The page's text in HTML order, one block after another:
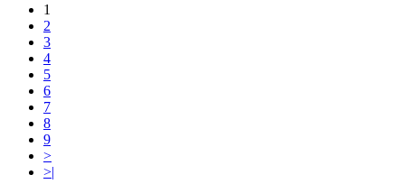
1
2
3
4
5
6
7
8
9
>
>|